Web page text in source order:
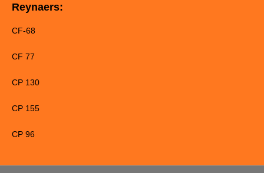
Reynaers:
CF-68
CF 77
CP 130
CP 155
CP 96